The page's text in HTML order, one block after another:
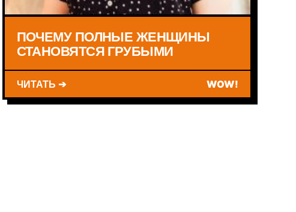
ПОЧЕМУ ПОЛНЫЕ ЖЕНЩИНЫ
СТАНОВЯТСЯ ГРУБЫМИ
ЧИТАТЬ ➔ WOW!